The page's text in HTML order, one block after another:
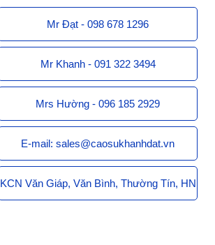
Mr Đạt - 098 678 1296
Mr Khanh - 091 322 3494
Mrs Hường - 096 185 2929
E-mail: sales@caosukhanhdat.vn
KCN Văn Giáp, Văn Bình, Thường Tín, HN